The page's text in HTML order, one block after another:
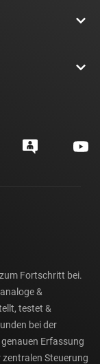
Fortschritt bei.
&
testet &
bei der
Erfassung
Steuerung